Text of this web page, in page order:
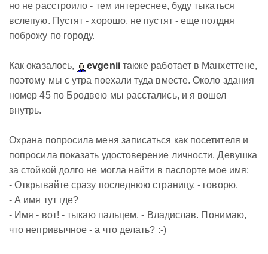
но не расстроило - тем интереснее, буду тыкаться
вслепую. Пустят - хорошо, не пустят - еще полдня
поброжу по городу.
Как оказалось, evgeniiтакже работает в Манхеттене,
поэтому мы с утра поехали туда вместе. Около здания
номер 45 по Бродвею мы расстались, и я вошел
внутрь.
Охрана попросила меня записаться как посетителя и
попросила показать удостоверение личности. Девушка
за стойкой долго не могла найти в паспорте мое имя:
- Открывайте сразу последнюю страницу, - говорю.
- А имя тут где?
- Имя - вот! - тыкаю пальцем. - Владислав. Понимаю,
что непривычное - а что делать? :-)